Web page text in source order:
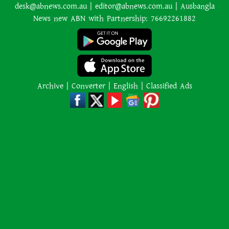
প্রস্তুত ‘স্পেশাল ফোর্স’
শাপলা চত্বর হত্যাযজ্ঞ: স্বৈরাচার হাসিনা-
আজিজ-বেনজীরসহ পলাতকদের বিরুদ্ধে
গ্রেপ্তারি পরোয়ানা
লোডশেডিংয়ের কারণে জনসংখ্যা
বেড়েছে: ভারতের নতুন শিক্ষামন্ত্রী
desk@abnews.com.au | editor@abnews.com.au | Ausbangla
News new ABN with Partnership: 76692261882
Archive | Converter | English | Classified Ads